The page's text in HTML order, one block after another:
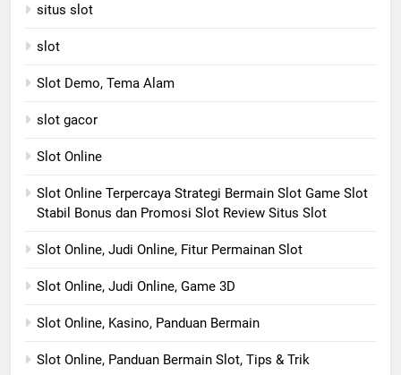
situs slot
slot
Slot Demo, Tema Alam
slot gacor
Slot Online
Slot Online Terpercaya Strategi Bermain Slot Game Slot
Stabil Bonus dan Promosi Slot Review Situs Slot
Slot Online, Judi Online, Fitur Permainan Slot
Slot Online, Judi Online, Game 3D
Slot Online, Kasino, Panduan Bermain
Slot Online, Panduan Bermain Slot, Tips & Trik